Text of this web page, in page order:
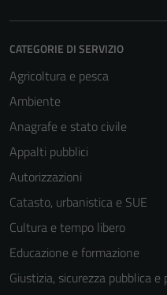
CATEGORIE DI SERVIZIO
Agricoltura e pesca
Ambiente
Anagrafe e stato civile
Appalti pubblici
Autorizzazioni
Catasto, urbanistica e SUE
Cultura e tempo libero
Educazione e formazione
Giustizia, sicurezza pubblica